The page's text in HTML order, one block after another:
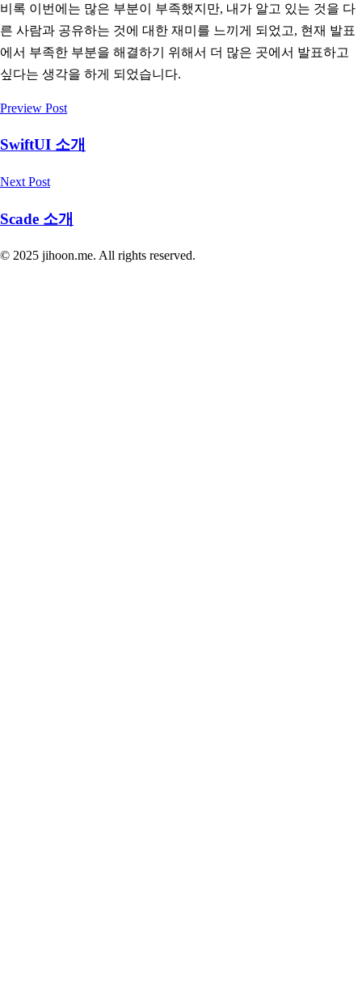
비록 이번에는 많은 부분이 부족했지만, 내가 알고 있는 것을 다
른 사람과 공유하는 것에 대한 재미를 느끼게 되었고, 현재 발표
에서 부족한 부분을 해결하기 위해서 더 많은 곳에서 발표하고
싶다는 생각을 하게 되었습니다.
Preview Post
SwiftUI 소개
Next Post
Scade 소개
© 2025 jihoon.me. All rights reserved.